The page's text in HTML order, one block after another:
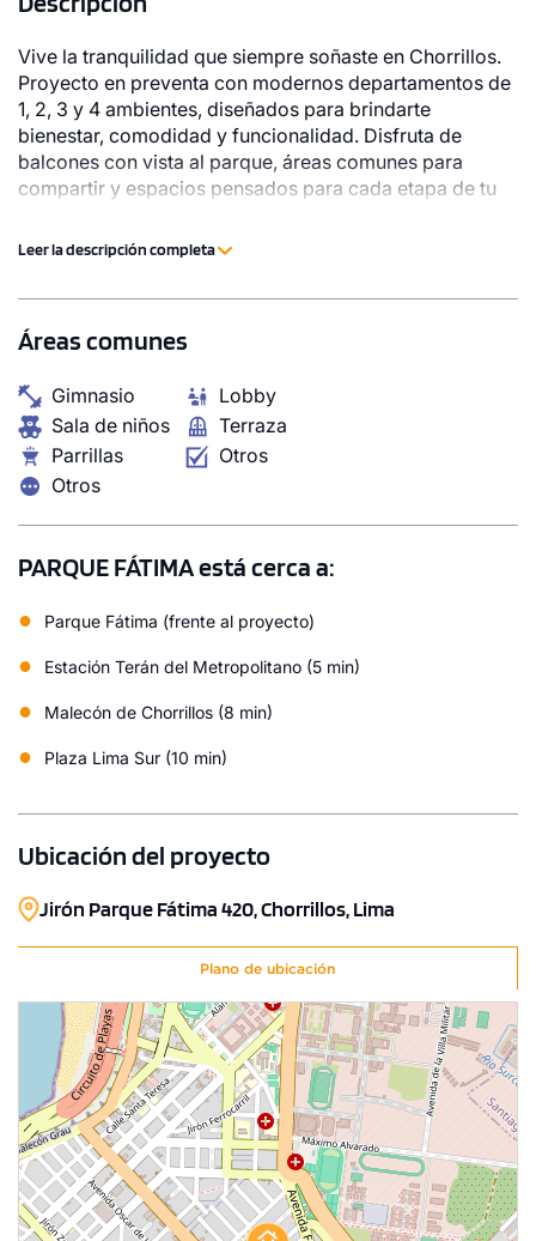
Desde
S/ 490,000
Modelo X04
76.98 m²
COTIZAR AHORA
Desde
S/ 640,000
Modelo X013
102.80 m² Piso 11
4 dorms. 3 baños
COTIZAR AHORA
Vive la tranquilidad que siempre soñaste en Chorrillos.
Proyecto en preventa con modernos departamentos de
1, 2, 3 y 4 ambientes, diseñados para brindarte
bienestar, comodidad y funcionalidad. Disfruta de
balcones con vista al parque, áreas comunes para
compartir y espacios pensados para cada etapa de tu
cerca de las principales vías, comercios, colegios y
perfecto entre tranquilidad y conveniencia.
Leer la descripción completa
Áreas comunes
Gimnasio
Lobby
Sala de niños
Terraza
Parrillas
Otros
Otros
PARQUE FÁTIMA está cerca a:
● Parque Fátima (frente al proyecto)
● Estación Terán del Metropolitano (5 min)
● Malecón de Chorrillos (8 min)
● Plaza Lima Sur (10 min)
Ubicación del proyecto
Jirón Parque Fátima 420, Chorrillos, Lima
Plano de ubicación